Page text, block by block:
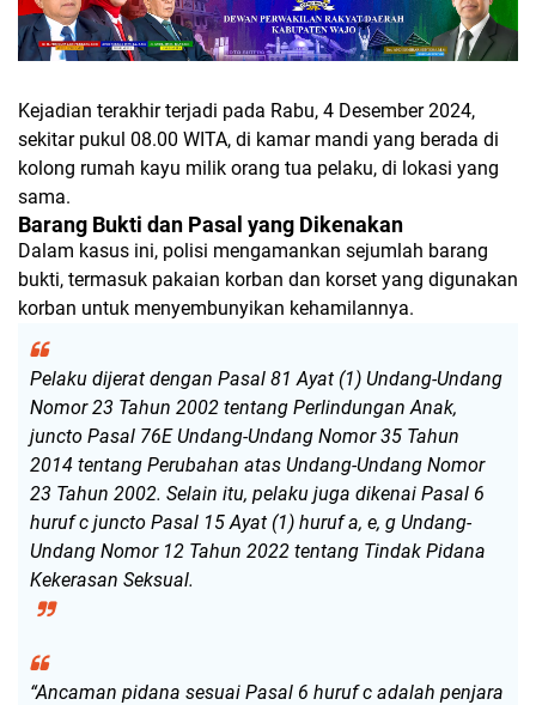
Kejadian terakhir terjadi pada Rabu, 4 Desember 2024,
sekitar pukul 08.00 WITA, di kamar mandi yang berada di
kolong rumah kayu milik orang tua pelaku, di lokasi yang
sama.
Barang Bukti dan Pasal yang Dikenakan
Dalam kasus ini, polisi mengamankan sejumlah barang
bukti, termasuk pakaian korban dan korset yang digunakan
korban untuk menyembunyikan kehamilannya.
Pelaku dijerat dengan Pasal 81 Ayat (1) Undang-Undang
Nomor 23 Tahun 2002 tentang Perlindungan Anak,
juncto Pasal 76E Undang-Undang Nomor 35 Tahun
2014 tentang Perubahan atas Undang-Undang Nomor
23 Tahun 2002. Selain itu, pelaku juga dikenai Pasal 6
huruf c juncto Pasal 15 Ayat (1) huruf a, e, g Undang-
Undang Nomor 12 Tahun 2022 tentang Tindak Pidana
Kekerasan Seksual.
“Ancaman pidana sesuai Pasal 6 huruf c adalah penjara